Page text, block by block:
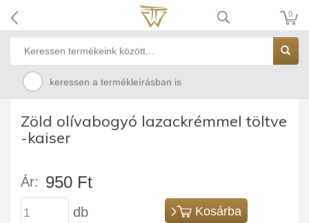
0
keressen a termékleírásban is
Zöld olívabogyó lazackrémmel töltve
-kaiser
Ár: 950 Ft
db Kosárba